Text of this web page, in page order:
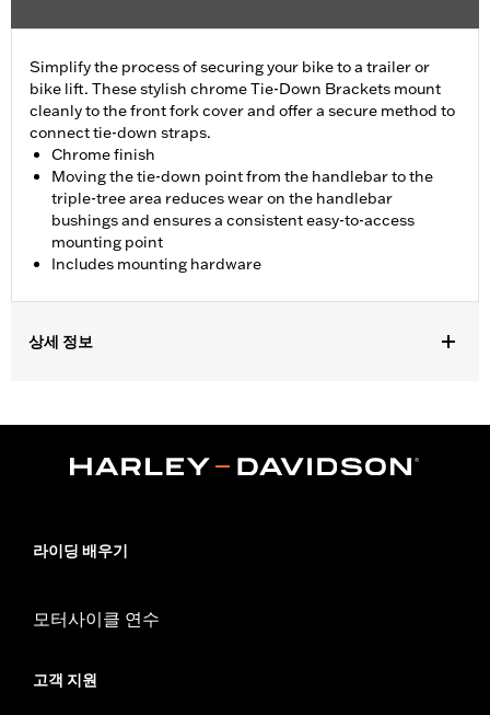
Simplify the process of securing your bike to a trailer or
bike lift. These stylish chrome Tie-Down Brackets mount
cleanly to the front fork cover and offer a secure method to
connect tie-down straps.
Chrome finish
Moving the tie-down point from the handlebar to the
triple-tree area reduces wear on the handlebar
bushings and ensures a consistent easy-to-access
mounting point
Includes mounting hardware
상세 정보
Sold In Units:Pair
WARRANTY:1 year limited warranty – Go to
라이딩 배우기
모터사이클 연수
고객 지원